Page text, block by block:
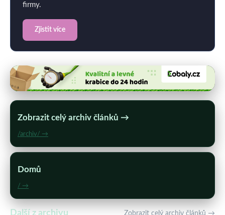
firmy.
Zjistit více
Zobrazit celý archiv článků →
/archiv/ →
Domů
/ →
Další z archivu Zobrazit celý archiv článků →